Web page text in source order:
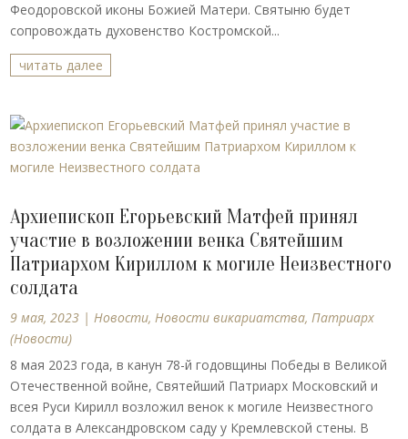
Феодоровской иконы Божией Матери. Святыню будет
сопровождать духовенство Костромской...
читать далее
Архиепископ Егорьевский Матфей принял
участие в возложении венка Святейшим
Патриархом Кириллом к могиле Неизвестного
солдата
9 мая, 2023 |Новости,Новости викариатства,Патриарх
(Новости)
8 мая 2023 года, в канун 78-й годовщины Победы в Великой
Отечественной войне, Святейший Патриарх Московский и
всея Руси Кирилл возложил венок к могиле Неизвестного
солдата в Александровском саду у Кремлевской стены. В